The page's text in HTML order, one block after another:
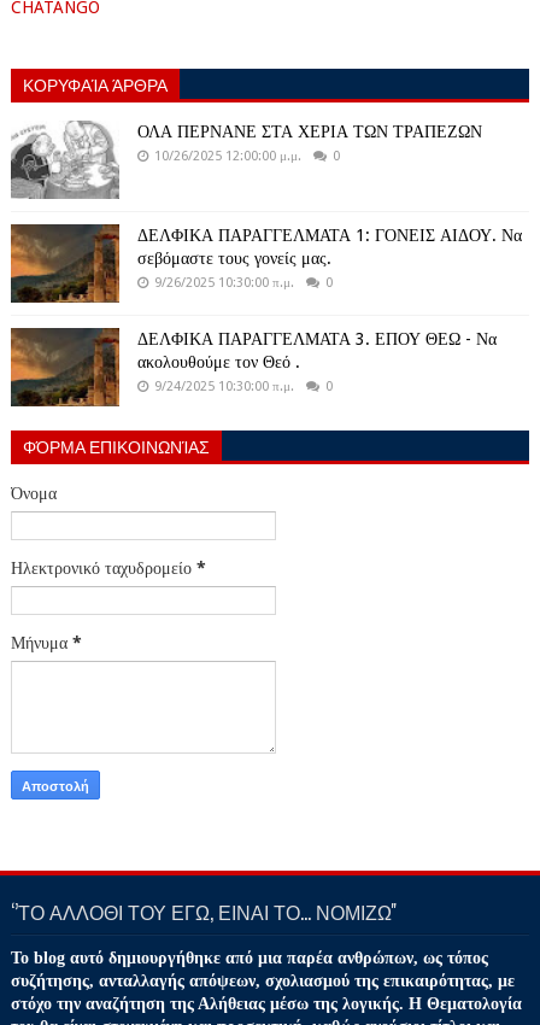
CHATANGO
ΚΟΡΥΦΑΊΑ ΆΡΘΡΑ
ΟΛΑ ΠΕΡΝΑΝΕ ΣΤΑ ΧΕΡΙΑ ΤΩΝ ΤΡΑΠΕΖΩΝ
10/26/2025 12:00:00 μ.μ. 0
ΔΕΛΦΙΚΑ ΠΑΡΑΓΓΕΛΜΑΤΑ 1: ΓΟΝΕΙΣ ΑΙΔΟΥ. Να
σεβόμαστε τους γονείς μας.
9/26/2025 10:30:00 π.μ. 0
ΔΕΛΦΙΚΑ ΠΑΡΑΓΓΕΛΜΑΤΑ 3. ΕΠΟΥ ΘΕΩ - Να
ακολουθούμε τον Θεό .
9/24/2025 10:30:00 π.μ. 0
ΦΌΡΜΑ ΕΠΙΚΟΙΝΩΝΊΑΣ
Όνομα
Ηλεκτρονικό ταχυδρομείο *
Μήνυμα *
‘’ΤΟ ΑΛΛΟΘΙ ΤΟΥ ΕΓΩ, ΕΙΝΑΙ ΤΟ… ΝΟΜΙΖΩ''
Το blog αυτό δημιουργήθηκε από μια παρέα ανθρώπων, ως τόπος
συζήτησης, ανταλλαγής απόψεων, σχολιασμού της επικαιρότητας, με
στόχο την αναζήτηση της Αλήθειας μέσω της λογικής. Η Θεματολογία